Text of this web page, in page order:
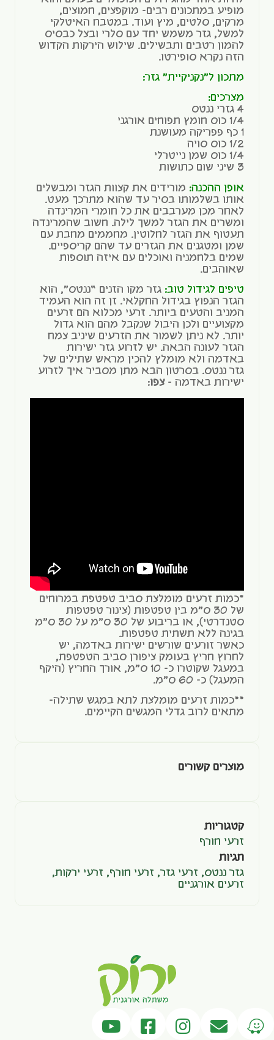
מופיע במתכונים רבים- מוקפצים, חמוצים,
מרקים, סלטים, מיץ ועוד. במטבח האיטלקי
למשל, גזר משמש יחד עם סלרי ובצל כבסיס
להמון רטבים ותבשילים. שילוש הירקות הקדוש
הזה נקרא סופירטו.
מתכון ל"נקניקיית" גזר:
מצרכים:
4 גזרי ננטס
1/4 כוס חומץ תפוחים אורגני
1 כף פפריקה מעושנת
1/2 כוס סויה
1/4 כוס שמן נייטרלי
3 שיני שום כתושות
אופן ההכנה: מורידים את קצוות הגזר ומבשלים
אותו בשלמותו בסיר עד שהוא מתרכך מעט.
לאחר מכן מערבבים את כל חומרי המרינדה
ומשרים את הגזר למשך לילה. חשוב שהמרינדה
תעטוף את הגזר לחלוטין. מחממים מחבת עם
שמן ומטגנים את הגזרים עד שהם קריספיים.
שמים בלחמניה ואוכלים עם איזה תוספות
שאוהבים.
טיפים לגידול טוב: גזר מקו הזנים “ננטס”, הוא
הגזר הנפוץ בגידול החקלאי. זן זה הוא העמיד
המניב והטעים ביותר. זרעי מכלוא הם זרעים
מקצועיים ולכן היבול שנקבל מהם הוא גדול
יותר. לא ניתן לשמור את הזרעים שיניב צמח
הגזר לעונה הבאה. יש לזרוע גזר ישירות
באדמה ולא מומלץ להכין מראש שתילים של
גזר ננטס. בסרטון הבא מתן מסביר איך לזרוע
ישירות באדמה –צפו:
*כמות זרעים מומלצת סביב טפטפת במרוחים
של 30 ס"מ בין טפטפות (צינור טפטפות
סטנדרטי), או בריבוע של 30 ס"מ על 30 ס"מ
בגינה ללא תשתית טפטפות.
כאשר זורעים שורשים ישירות באדמה, יש
לחרוץ חריץ בעומק ציפורן סביב הטפטפת,
במעגל שקוטרו כ- 10 ס"מ, אורך החריץ (היקף
המעגל) כ- 60 ס"מ.
**כמות זרעים מומלצת לתא במגש שתילה-
מתאים לרוב גדלי המגשים הקיימים.
מוצרים קשורים
קטגוריות
זרעי חורף
תגיות
גזר ננטס, זרעי גזר, זרעי חורף, זרעי ירקות,
זרעים אורגניים